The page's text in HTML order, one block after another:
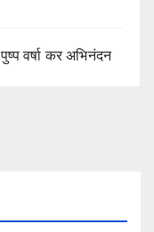
वर्षा कर अभिनंदन